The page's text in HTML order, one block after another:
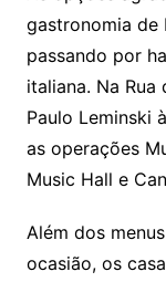
gastronomia de
passando por
italiana. Na Rua
Paulo Leminski
as operações
Music Hall e
Além dos
ocasião, os